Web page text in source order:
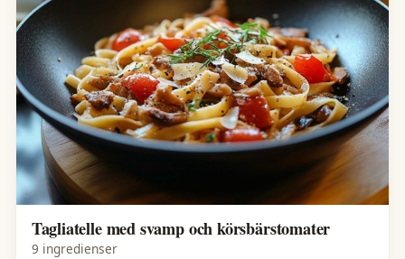
Tagliatelle med svamp och körsbärstomater
9 ingredienser